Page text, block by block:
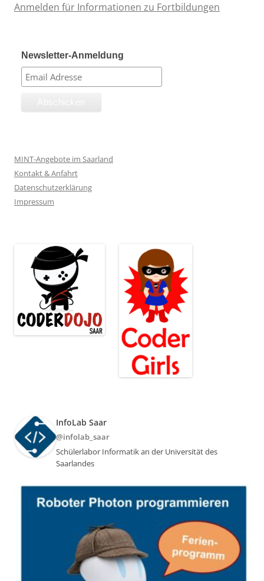
Anmelden für Informationen zu Fortbildungen
Newsletter-Anmeldung
MINT-Angebote im Saarland
Kontakt & Anfahrt
Datenschutzerklärung
Impressum
InfoLab Saar
@infolab_saar
Schülerlabor Informatik an der Universität des
Saarlandes